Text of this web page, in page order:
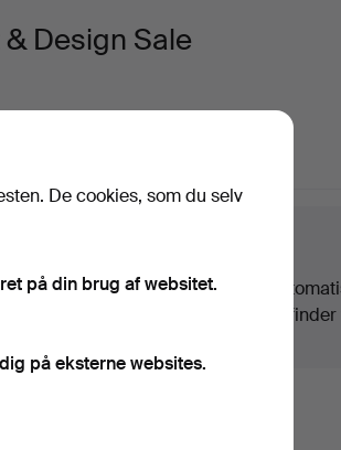
Design Sale
din
Vi søger
,
De cookies, som du selv
på din brug af websitet.
på eksterne websites.